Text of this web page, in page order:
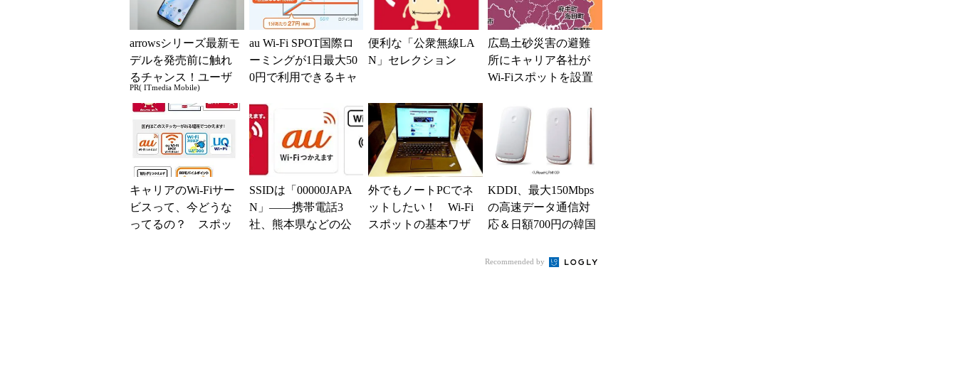
arrowsシリーズ最新モ
デルを発売前に触れ
るチャンス！ユーザ
ー座談会開催
PR( ITmedia Mobile)
au Wi-Fi SPOT国際ロ
ーミングが1日最大50
0円で利用できるキャ
から開...
便利な「公衆無線LA
N」セレクション
広島土砂災害の避難
所にキャリア各社が
Wi-Fiスポットを設置
キャリアのWi-Fiサー
ビスって、今どうな
ってるの？ スポッ
SSIDは「00000JAPA
N」――携帯電話3
社、熊本県などの公
外でもノートPCでネ
ットしたい！ Wi-Fi
スポットの基本ワザ
KDDI、最大150Mbps
の高速データ通信対
応＆日額700円の韓国
ターレン...
Recommended by